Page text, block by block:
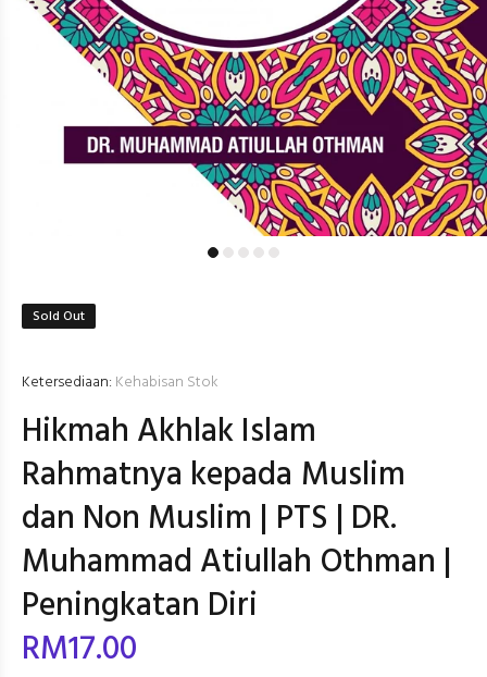
Sold Out
Ketersediaan: Kehabisan Stok
Hikmah Akhlak Islam
Rahmatnya kepada Muslim
dan Non Muslim | PTS | DR.
Muhammad Atiullah Othman |
Peningkatan Diri
RM17.00